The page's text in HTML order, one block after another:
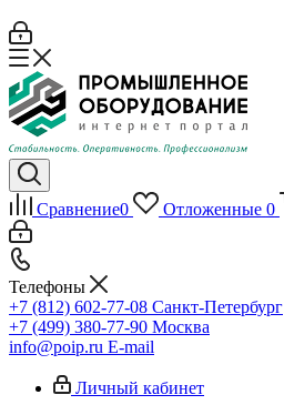
Сравнение0 Отложенные 0
Телефоны
+7 (812) 602-77-08 Санкт-Петербург
+7 (499) 380-77-90 Москва
info@poip.ru E-mail
Личный кабинет